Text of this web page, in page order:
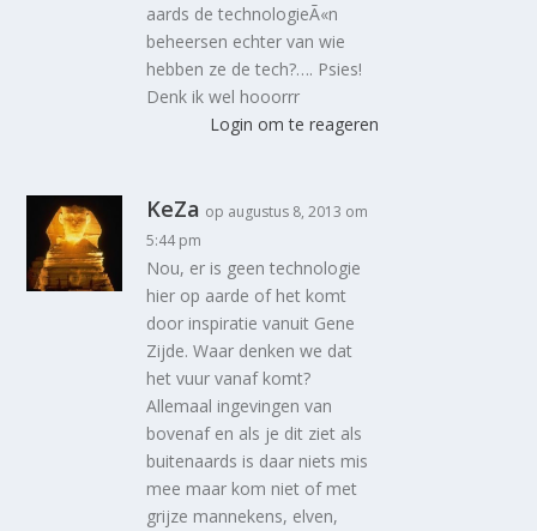
aards de technologieÃ«n
beheersen echter van wie
hebben ze de tech?…. Psies!
Denk ik wel hooorrr
Login om te reageren
KeZa op augustus 8, 2013 om
5:44 pm
Nou, er is geen technologie
hier op aarde of het komt
door inspiratie vanuit Gene
Zijde. Waar denken we dat
het vuur vanaf komt?
Allemaal ingevingen van
bovenaf en als je dit ziet als
buitenaards is daar niets mis
mee maar kom niet of met
grijze mannekens, elven,